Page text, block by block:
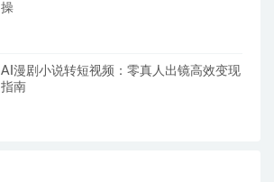
操
AI漫剧小说转短视频：零真人出镜高效变现
指南